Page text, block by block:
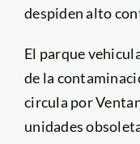
despiden alto
El parque
de la
circula por
unidades